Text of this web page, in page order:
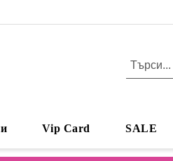
Vip Card SALE